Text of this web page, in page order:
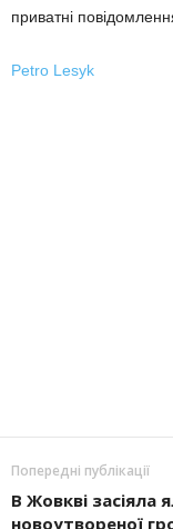
приватні
Petro Lesyk
Попередні публікації
В Жовкві засіяла
новоутвореної